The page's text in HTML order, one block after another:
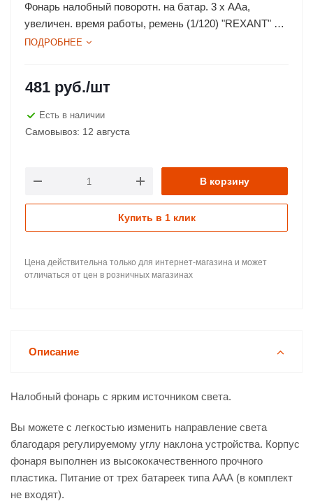
Фонарь налобный поворотн. на батар. 3 х AAа,
увеличен. время работы, ремень (1/120) "REXANT" 75-
701
ПОДРОБНЕЕ
481 руб./шт
Есть в наличии
Самовывоз: 12 августа
В корзину
Купить в 1 клик
Цена действительна только для интернет-магазина и может
отличаться от цен в розничных магазинах
Описание
Налобный фонарь с ярким источником света.
Вы можете с легкостью изменить направление света
благодаря регулируемому углу наклона устройства. Корпус
фонаря выполнен из высококачественного прочного
пластика. Питание от трех батареек типа АAА (в комплект
не входят).